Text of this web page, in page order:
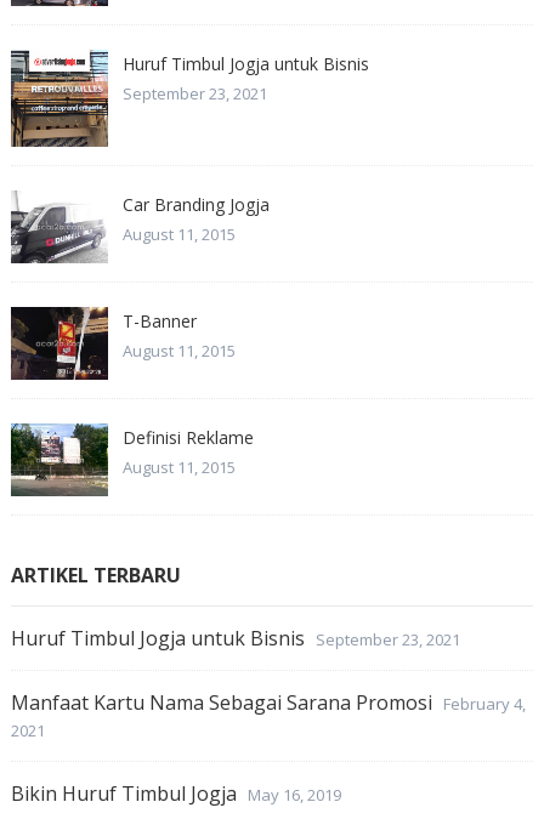
Huruf Timbul Jogja untuk Bisnis
September 23, 2021
Car Branding Jogja
August 11, 2015
T-Banner
August 11, 2015
Definisi Reklame
August 11, 2015
ARTIKEL TERBARU
Huruf Timbul Jogja untuk Bisnis September 23, 2021
Manfaat Kartu Nama Sebagai Sarana Promosi
February 4,
2021
Bikin Huruf Timbul Jogja May 16, 2019